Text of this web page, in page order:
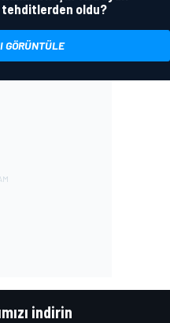
tehditlerden oldu?
GÖRÜNTÜLE
indirin